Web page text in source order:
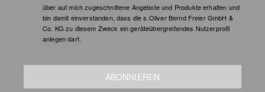
über auf mich zugeschnittene Angebote und Produkte erhalten und
bin damit einverstanden, dass die s.Oliver Bernd Freier GmbH &
Co. KG zu diesem Zweck ein geräteübergreifendes Nutzerprofil
anlegen darf.
ABONNIEREN